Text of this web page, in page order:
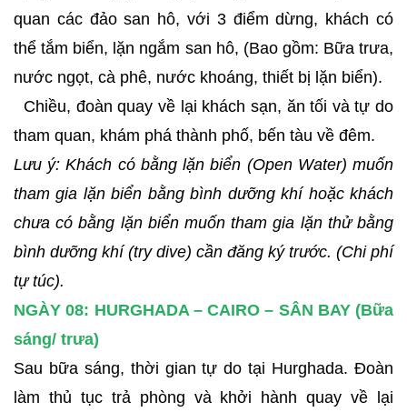
quan các đảo san hô, với 3 điểm dừng, khách có
thể tắm biển, lặn ngắm san hô, (Bao gồm: Bữa trưa,
nước ngọt, cà phê, nước khoáng, thiết bị lặn biển).
Chiều, đoàn quay về lại khách sạn, ăn tối và tự do
tham quan, khám phá thành phố, bến tàu về đêm.
Lưu ý: Khách có bằng lặn biển (Open Water) muốn
tham gia lặn biển bằng bình dưỡng khí hoặc khách
chưa có bằng lặn biển muốn tham gia lặn thử bằng
bình dưỡng khí (try dive) cần đăng ký trước. (Chi phí
tự túc).
NGÀY 08: HURGHADA – CAIRO – SÂN BAY (Bữa
sáng/ trưa)
Sau bữa sáng, thời gian tự do tại Hurghada. Đoàn
làm thủ tục trả phòng và khởi hành quay về lại